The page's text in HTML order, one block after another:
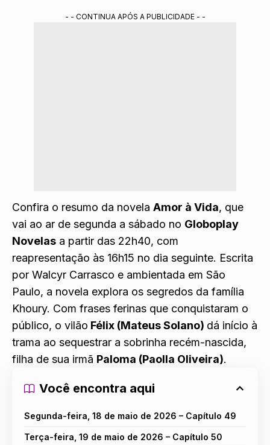
- - CONTINUA APÓS A PUBLICIDADE - -
Confira o resumo da novela Amor à Vida, que
vai ao ar de segunda a sábado no Globoplay
Novelas a partir das 22h40, com
reapresentação às 16h15 no dia seguinte. Escrita
por Walcyr Carrasco e ambientada em São
Paulo, a novela explora os segredos da família
Khoury. Com frases ferinas que conquistaram o
público, o vilão Félix (Mateus Solano) dá início à
trama ao sequestrar a sobrinha recém-nascida,
filha de sua irmã Paloma (Paolla Oliveira).
Você encontra aqui
Segunda-feira, 18 de maio de 2026 – Capítulo 49
Terça-feira, 19 de maio de 2026 – Capítulo 50